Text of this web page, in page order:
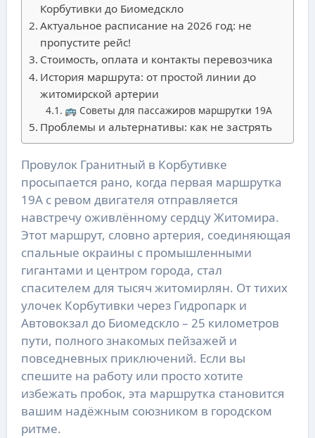
Корбутивки до Биомедскло
Актуальное расписание на 2026 год: не
пропустите рейс!
Стоимость, оплата и контакты перевозчика
История маршрута: от простой линии до
житомирской артерии
🚌 Советы для пассажиров маршрутки 19А
Проблемы и альтернативы: как не застрять
Провулок Гранитный в Корбутивке
просыпается рано, когда первая маршрутка
19А с ревом двигателя отправляется
навстречу оживлённому сердцу Житомира.
Этот маршрут, словно артерия, соединяющая
спальные окраины с промышленными
гигантами и центром города, стал
спасителем для тысяч житомирлян. От тихих
улочек Корбутивки через Гидропарк и
Автовокзал до Биомедскло – 25 километров
пути, полного знакомых пейзажей и
повседневных приключений. Если вы
спешите на работу или просто хотите
избежать пробок, эта маршрутка становится
вашим надёжным союзником в городском
ритме.